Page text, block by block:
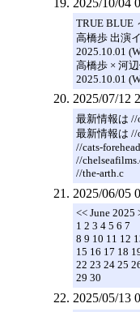
TRUE BLUE
高橋歩 出演
2025.10.01
高橋歩 × 河
2025.10.01
2025/07/12
最新情報は //
最新情報は //
//cats-
//
//the-arth.c
2025/06/05
<< June 2025
1 2 3 4 5 6 7
8 9 10 11 12
15 16 17 18
22 23 24 25
29 30
2025/05/13